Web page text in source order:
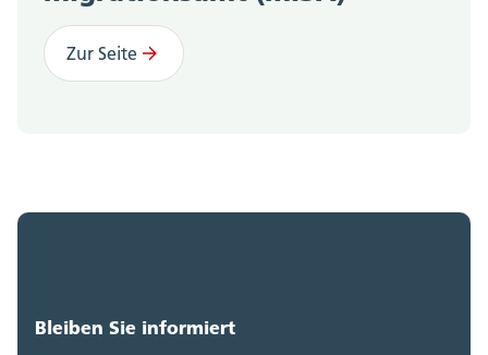
Zur Seite
Bleiben Sie informiert